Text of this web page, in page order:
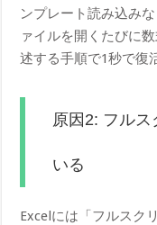
ンプレート読み込み
ァイルを開くたびに
述する手順で1秒で復
原因2: フル
いる
Excelには「フルスク